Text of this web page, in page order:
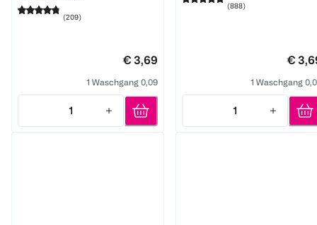
(209)
€ 3,69
1 Waschgang 0,09
1
Quantity: 1
(888)
€
1 Waschgang
1
Quantity: 1